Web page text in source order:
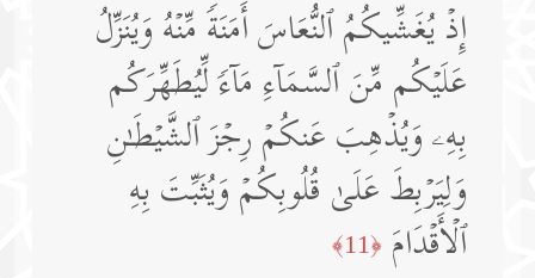
إِذۡ یُغَشِّیكُمُ ٱلنُّعَاسَ أَمَنَةࣰ مِّنۡهُ وَیُنَزِّلُ
عَلَیۡكُم مِّنَ ٱلسَّمَاۤءِ مَاۤءࣰ لِّیُطَهِّرَكُم
بِهِۦ وَیُذۡهِبَ عَنكُمۡ رِجۡزَ ٱلشَّیۡطَـٰنِ
وَلِیَرۡبِطَ عَلَىٰ قُلُوبِكُمۡ وَیُثَبِّتَ بِهِ
ٱلۡأَقۡدَامَ ﴿11﴾